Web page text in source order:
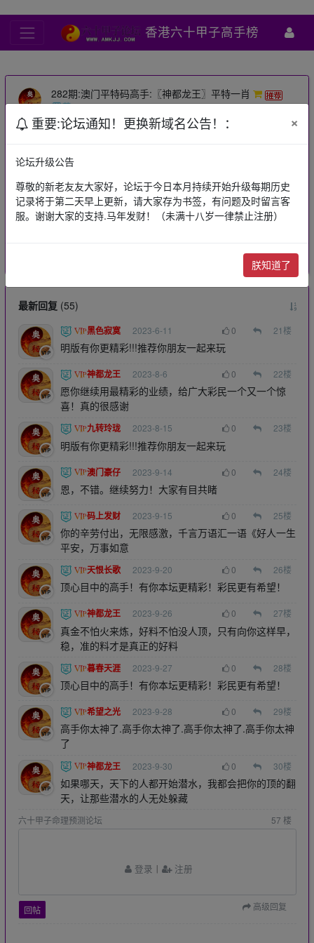
香港六十甲子高手榜
282期:澳门平特码高手:〖神都龙王〗平特一肖
神都龙王 2020-1-8 6491
查看主题内容
下一篇：282期:澳门平特码高手:【致胜大将】六组致富★三中三
中二
上一篇：282期:澳门平特码高手:【银烛似昼】④字解平特
最新回复 (55)
黑色寂寞 2023-6-11 0 21楼
明版有你更精彩!!!推荐你朋友一起来玩
神都龙王 2023-8-6 0 22楼
愿你继续用最精彩的业绩，给广大彩民一个又一个惊
喜！真的很感谢
九转玲珑 2023-8-15 0 23楼
明版有你更精彩!!!推荐你朋友一起来玩
澳门豪仔 2023-9-14 0 24楼
恩，不错。继续努力！大家有目共睹
码上发财 2023-9-15 0 25楼
你的辛劳付出，无限感激，千言万语汇一语《好人一生
平安，万事如意
天恨长歌 2023-9-20 0 26楼
顶心目中的高手！有你本坛更精彩！彩民更有希望！
神都龙王 2023-9-26 0 27楼
真金不怕火来炼，好料不怕没人顶，只有向你这样早，
稳，准的料才是真正的好料
暮春天涯 2023-9-27 0 28楼
顶心目中的高手！有你本坛更精彩！彩民更有希望！
希望之光 2023-9-28 0 29楼
高手你太神了.高手你太神了.高手你太神了.高手你太神
了
神都龙王 2023-9-30 0 30楼
如果哪天，天下的人都开始潜水，我都会把你的顶的翻
天，让那些潜水的人无处躲藏
六十甲子命理预测论坛 57 楼
登录 丨 注册
回帖 高级回复
重要:论坛通知！更换新域名公告！： ×
论坛升级公告
尊敬的新老友友大家好，论坛于今日本月持续开始升级每期历史
记录将于第二天早上更新，请大家存为书签，有问题及时留言客
服。谢谢大家的支持.马年发财！（未满十八岁一律禁止注册）
朕知道了